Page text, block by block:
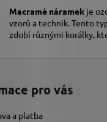
Macramé náramek je
vzorů a technik. Tento
zdobí různými korálky,
pro vás
a platba